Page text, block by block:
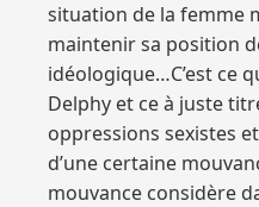
situation de la femme
maintenir sa position
idéologique…C’est ce
Delphy et ce à juste
oppressions sexistes
d’une certaine
mouvance considère